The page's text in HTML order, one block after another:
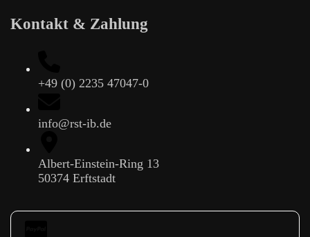
Kontakt & Zahlung
+49 (0) 2235 47047-0
info@rst-ib.de
Albert-Einstein-Ring 13
50374 Erftstadt